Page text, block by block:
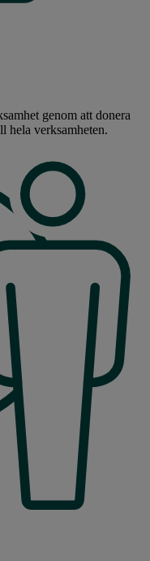
genom att donera
hela verksamheten.